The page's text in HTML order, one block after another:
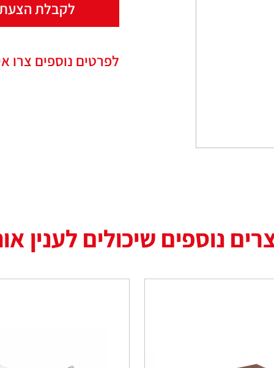
לקבלת
לפרטים נוספים צרו
נוספים שיכולים לענין